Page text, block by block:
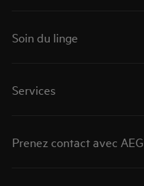
Soin du linge
Services
Prenez contact avec AEG